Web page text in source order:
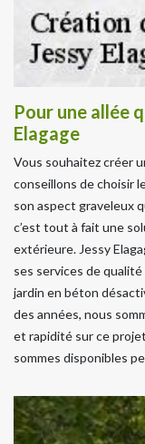
Pour une allée
Elagage
Vous souhaitez créer
conseillons de choisir
son aspect graveleux
c’est tout à fait une
extérieure. Jessy
ses services de
jardin en béton
des années, nous
et rapidité sur ce
sommes disponibles